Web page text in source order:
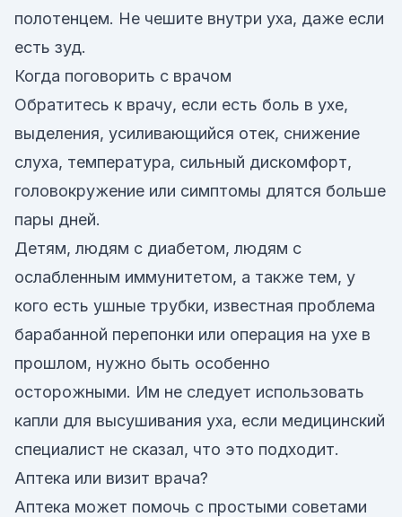
полотенцем. Не чешите внутри уха, даже если
есть зуд.
Когда поговорить с врачом
Обратитесь к врачу, если есть боль в ухе,
выделения, усиливающийся отек, снижение
слуха, температура, сильный дискомфорт,
головокружение или симптомы длятся больше
пары дней.
Детям, людям с диабетом, людям с
ослабленным иммунитетом, а также тем, у
кого есть ушные трубки, известная проблема
барабанной перепонки или операция на ухе в
прошлом, нужно быть особенно
осторожными. Им не следует использовать
капли для высушивания уха, если медицинский
специалист не сказал, что это подходит.
Аптека или визит врача?
Аптека может помочь с простыми советами